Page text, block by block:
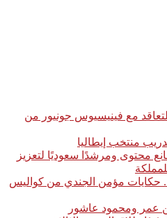
مع فينيسيوس جونيور من
منتخب إيطاليا
الجندي يؤهل 45 صانع محتوى ومرشدًا سعوديًا لتعزيز
حكايات مؤمن الجندي من كواليس
عمر ومحمود عاشور